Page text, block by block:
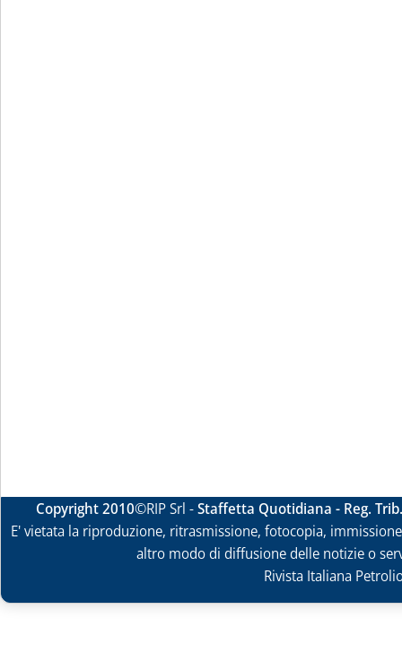
Copyright 2010©RIP Srl -Staffetta Quotidiana - Reg.
E' vietata la riproduzione, ritrasmissione, fotocopia,
altro modo di diffusione delle notizie o
Rivista Italiana